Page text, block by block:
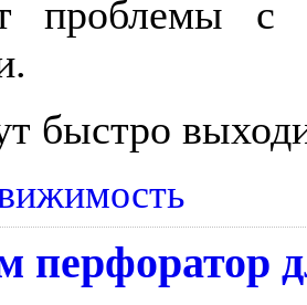
проблемы с
быстро
перфоратор